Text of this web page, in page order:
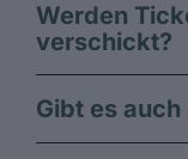
Werden
verschickt?
Gibt es